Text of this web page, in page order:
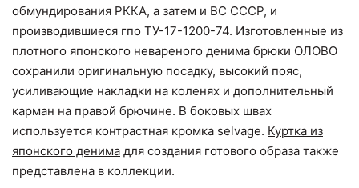
обмундирования РККА, а затем и ВС СССР, и
производившиеся гпо ТУ-17-1200-74. Изготовленные из
плотного японского невареного денима брюки ОЛОВО
сохранили оригинальную посадку, высокий пояс,
усиливающие накладки на коленях и дополнительный
карман на правой брючине. В боковых швах
используется контрастная кромка selvage. Куртка из
японского денима для создания готового образа также
представлена в коллекции.